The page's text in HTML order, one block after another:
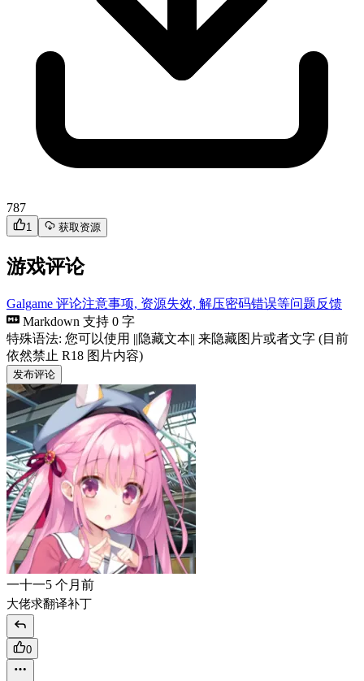
787
1 获取资源
游戏评论
Galgame 评论注意事项, 资源失效, 解压密码错误等问题反馈
Markdown 支持 0 字
特殊语法: 您可以使用 ||隐藏文本|| 来隐藏图片或者文字 (目前
依然禁止 R18 图片内容)
发布评论
一十一5 个月前
大佬求翻译补丁
0